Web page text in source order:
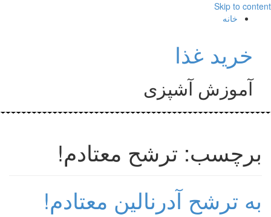
Skip to content
خانه
خرید غذا
آموزش آشپزی
برچسب: ترشح معتادم!
به ترشح آدرنالين معتادم!